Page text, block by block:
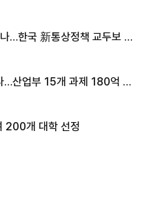
…한국 新통상정책 교두보 활
…산업부 15개 과제 180억 지
200개 대학 선정